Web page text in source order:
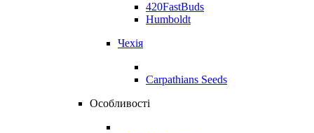
420FastBuds
Humboldt
Чехія
Carpathians Seeds
Особливості